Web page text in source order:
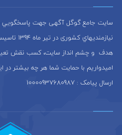
سایت جامع گوگل آگهی جهت پاسخگويي
هدف و چشم انداز سایت، كسب نقش
امیدواریم با حمایت شما هر چه بیشتر در
ارسال پیامک : 10000937680987